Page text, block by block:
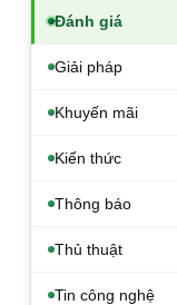
Đánh giá
Giải pháp
Khuyến mãi
Kiến thức
Thông báo
Thủ thuật
Tin công nghệ